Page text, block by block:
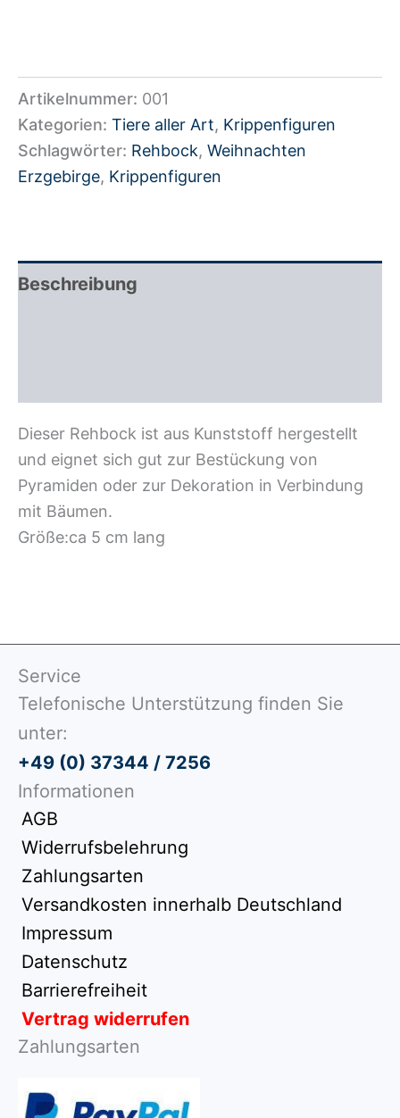
Artikelnummer: 001
Kategorien: Tiere aller Art, Krippenfiguren
Schlagwörter: Rehbock, Weihnachten
Erzgebirge, Krippenfiguren
Beschreibung
Dieser Rehbock ist aus Kunststoff hergestellt
und eignet sich gut zur Bestückung von
Pyramiden oder zur Dekoration in Verbindung
mit Bäumen.
Größe:ca 5 cm lang
Service
Telefonische Unterstützung finden Sie
unter:
+49 (0) 37344 / 7256
Informationen
AGB
Widerrufsbelehrung
Zahlungsarten
Versandkosten innerhalb Deutschland
Impressum
Datenschutz
Barrierefreiheit
Vertrag widerrufen
Zahlungsarten